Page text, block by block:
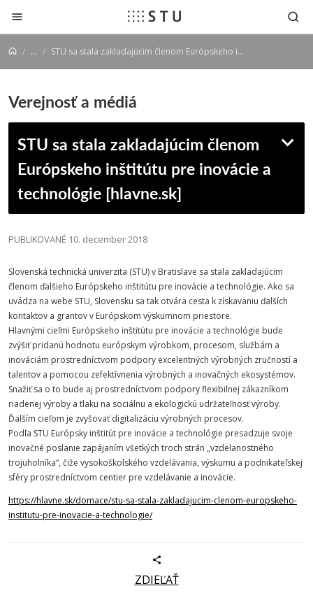
Prejsť na obsah
... STU sa stala zakladajúcim členom Európskeho inštitútu pre inovácie a technológie [hlavne.sk]
Verejnosť a médiá
STU sa stala zakladajúcim členom
Európskeho inštitútu pre inovácie a
technológie [hlavne.sk]
PUBLIKOVANÉ 10. december 2018
Slovenská technická univerzita (STU) v Bratislave sa stala zakladajúcim
členom ďalšieho Európskeho inštitútu pre inovácie a technológie. Ako sa
uvádza na webe STU, Slovensku sa tak otvára cesta k získavaniu ďalších
kontaktov a grantov v Európskom výskumnom priestore.
Hlavnými cieľmi Európskeho inštitútu pre inovácie a technológie bude
zvýšiť pridanú hodnotu európskym výrobkom, procesom, službám a
inováciám prostredníctvom podpory excelentných výrobných zručností a
talentov a pomocou zefektívnenia výrobných a inovačných ekosystémov.
Snažiť sa o to bude aj prostredníctvom podpory flexibilnej zákazníkom
riadenej výroby a tlaku na sociálnu a ekologickú udržateľnosť výroby.
Ďalším cieľom je zvyšovať digitalizáciu výrobných procesov.
Podľa STU Európsky inštitút pre inovácie a technológie presadzuje svoje
inovačné poslanie zapájaním všetkých troch strán „vzdelanostného
trojuholníka“, čiže vysokoškolského vzdelávania, výskumu a podnikateľskej
sféry prostredníctvom centier pre vzdelávanie a inovácie.
https://hlavne.sk/domace/stu-sa-stala-zakladajucim-clenom-europskeho-
institutu-pre-inovacie-a-technologie/
ZDIEĽAŤ